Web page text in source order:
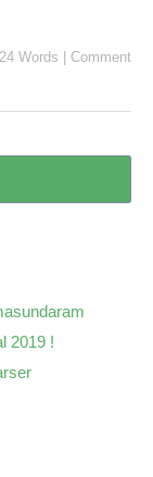
24 Words Comment
2019 !